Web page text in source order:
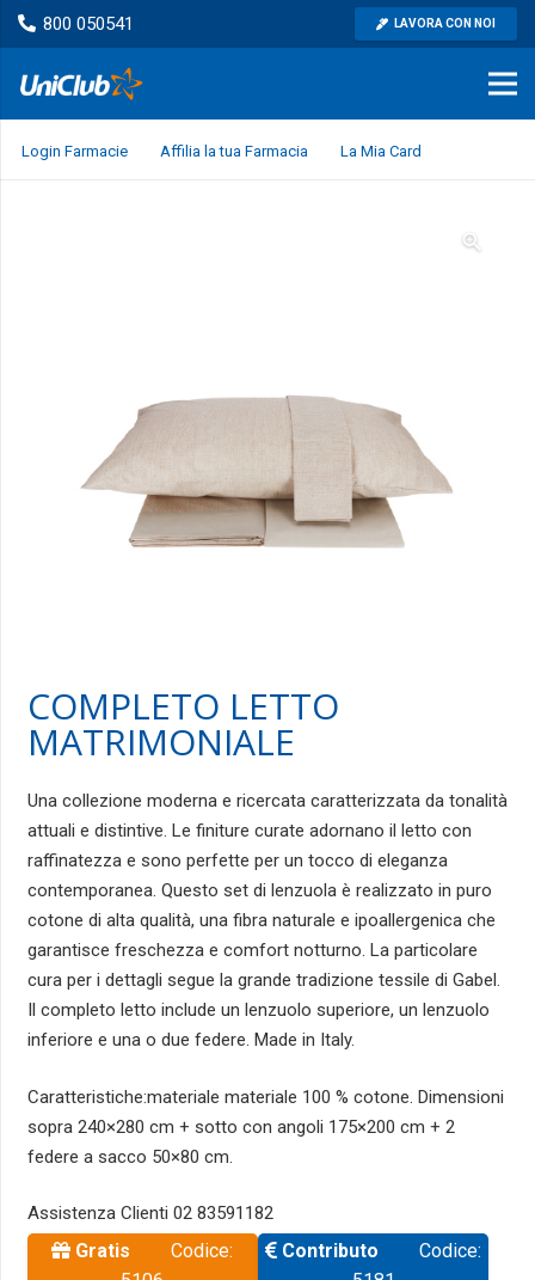
800 050541 LAVORA CON NOI
Login Farmacie Affilia la tua Farmacia La Mia Card
COMPLETO LETTO
MATRIMONIALE
Una collezione moderna e ricercata caratterizzata da tonalità
attuali e distintive. Le finiture curate adornano il letto con
raffinatezza e sono perfette per un tocco di eleganza
contemporanea. Questo set di lenzuola è realizzato in puro
cotone di alta qualità, una fibra naturale e ipoallergenica che
garantisce freschezza e comfort notturno. La particolare
cura per i dettagli segue la grande tradizione tessile di Gabel.
Il completo letto include un lenzuolo superiore, un lenzuolo
inferiore e una o due federe. Made in Italy.
Caratteristiche:materiale materiale 100 % cotone. Dimensioni
sopra 240×280 cm + sotto con angoli 175×200 cm + 2
federe a sacco 50×80 cm.
Assistenza Clienti 02 83591182
Codice:
Codice: